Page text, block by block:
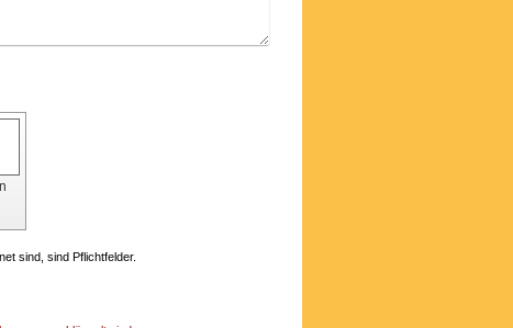
sind, sind Pflichtfelder.